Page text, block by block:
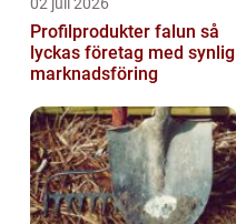
Profilprodukter falun så
lyckas företag med synlig
marknadsföring